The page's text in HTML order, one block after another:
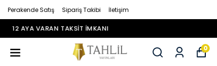
Perakende Satış Sipariş Takibi İletişim
12 AYA VARAN TAKSİT İMKANI
0